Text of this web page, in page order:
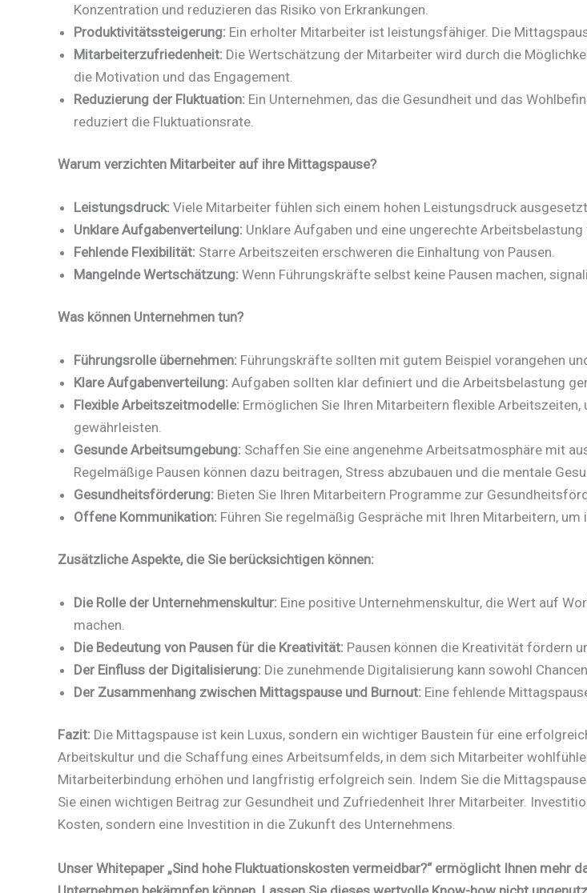
Konzentration und reduzieren das Risiko von Erkrankungen.
Produktivitätssteigerung: Ein erholter Mitarbeiter ist leistungsfähiger. Die
Mitarbeiterzufriedenheit: Die Wertschätzung der Mitarbeiter wird durch die
die Motivation und das Engagement.
Reduzierung der Fluktuation: Ein Unternehmen, das die Gesundheit und das
reduziert die Fluktuationsrate.
Warum verzichten Mitarbeiter auf ihre Mittagspause?
Leistungsdruck: Viele Mitarbeiter fühlen sich einem hohen Leistungsdruck
Unklare Aufgabenverteilung: Unklare Aufgaben und eine ungerechte
Fehlende Flexibilität: Starre Arbeitszeiten erschweren die Einhaltung von Pausen.
Mangelnde Wertschätzung: Wenn Führungskräfte selbst keine Pausen machen,
Was können Unternehmen tun?
Führungsrolle übernehmen: Führungskräfte sollten mit gutem Beispiel vorangehen
Klare Aufgabenverteilung: Aufgaben sollten klar definiert und die Arbeitsbelastung
Flexible Arbeitszeitmodelle: Ermöglichen Sie Ihren Mitarbeitern flexible
gewährleisten.
Gesunde Arbeitsumgebung: Schaffen Sie eine angenehme Arbeitsatmosphäre mit
Regelmäßige Pausen können dazu beitragen, Stress abzubauen und die mentale
Gesundheitsförderung: Bieten Sie Ihren Mitarbeitern Programme zur
Offene Kommunikation: Führen Sie regelmäßig Gespräche mit Ihren Mitarbeitern,
Zusätzliche Aspekte, die Sie berücksichtigen können:
Die Rolle der Unternehmenskultur: Eine positive Unternehmenskultur, die Wert auf
machen.
Die Bedeutung von Pausen für die Kreativität: Pausen können die Kreativität fördern
Der Einfluss der Digitalisierung: Die zunehmende Digitalisierung kann sowohl
Der Zusammenhang zwischen Mittagspause und Burnout: Eine fehlende
Fazit: Die Mittagspause ist kein Luxus, sondern ein wichtiger Baustein für eine
Arbeitskultur und die Schaffung eines Arbeitsumfelds, in dem sich Mitarbeiter
Mitarbeiterbindung erhöhen und langfristig erfolgreich sein. Indem Sie die
Sie einen wichtigen Beitrag zur Gesundheit und Zufriedenheit Ihrer Mitarbeiter.
Kosten, sondern eine Investition in die Zukunft des Unternehmens.
Unser Whitepaper „Sind hohe Fluktuationskosten vermeidbar?“ ermöglicht Ihnen mehr